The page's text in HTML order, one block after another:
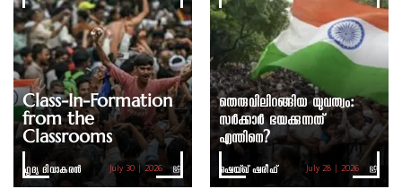
Class-In-Formation
from the
Classrooms
ഹൃദ്യ ദിവാകരൻ July 30 | 2026
തെരുവിലിറങ്ങിയ യുവത്വം:
സർക്കാർ ഭയക്കുന്നത്
എന്തിനെ?
ഷെയ്ഖ് ഷരീഫ് July 28 | 2026